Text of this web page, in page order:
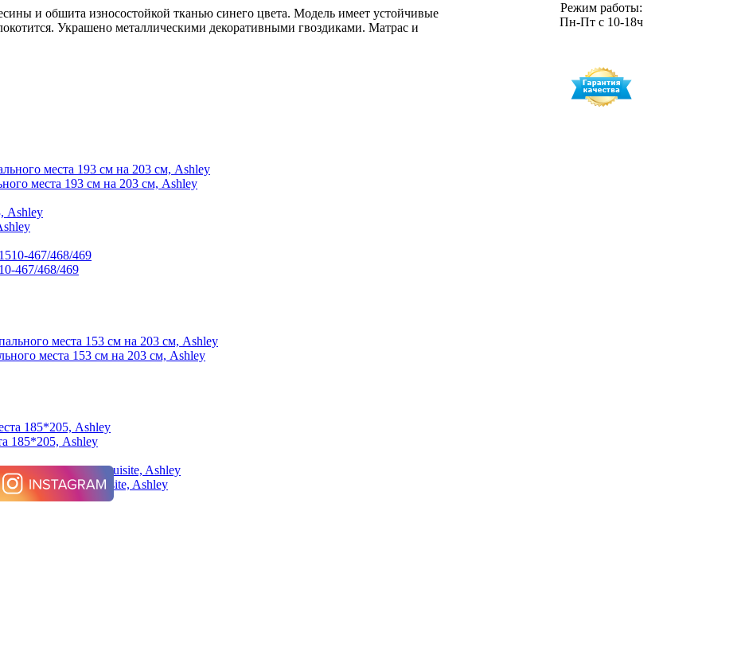
и обшита износостойкой тканью синего цвета. Модель имеет устойчивые
Украшено металлическими декоративными гвоздиками. Матрас и
Режим работы:
Пн-Пт с 10-18ч
места 193 см на 203 см, Ashley
467/468/469
места 153 см на 203 см, Ashley
185*205, Ashley
см*190 см, Exquisite, Ashley